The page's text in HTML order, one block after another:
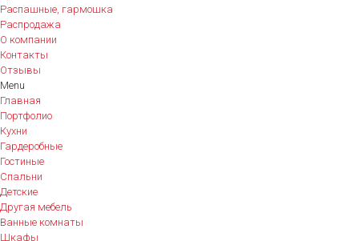
Распашные, гармошка
Распродажа
О компании
Контакты
Отзывы
Menu
Главная
Портфолио
Кухни
Гардеробные
Гостиные
Спальни
Детские
Другая мебель
Ванные комнаты
Шкафы